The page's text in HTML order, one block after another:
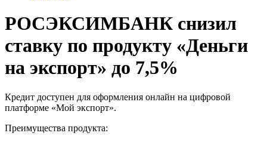
️РОСЭКСИМБАНК снизил
ставку по продукту «Деньги
на экспорт» до 7,5%
Кредит доступен для оформления онлайн на цифровой
платформе «Мой экспорт».
Преимущества продукта: